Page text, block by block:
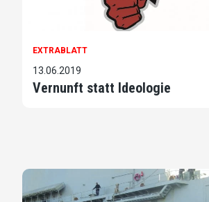
EXTRABLATT
13.06.2019
Vernunft statt Ideologie